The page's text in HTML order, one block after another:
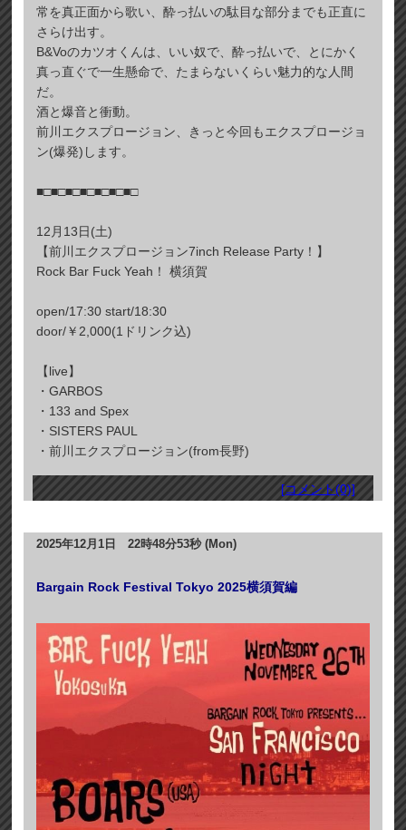
常を真正面から歌い、酔っ払いの駄目な部分までも正直に
さらけ出す。
B&Voのカツオくんは、いい奴で、酔っ払いで、とにかく
真っ直ぐで一生懸命で、たまらないくらい魅力的な人間
だ。
酒と爆音と衝動。
前川エクスプロージョン、きっと今回もエクスプロージョ
ン(爆発)します。
■□■□■□■□■□■□■□
12月13日(土)
【前川エクスプロージョン7inch Release Party！】
Rock Bar Fuck Yeah！ 横須賀
open/17:30 start/18:30
door/￥2,000(1ドリンク込)
【live】
・GARBOS
・133 and Spex
・SISTERS PAUL
・前川エクスプロージョン(from長野)
[コメント(0)]
2025年12月1日 22時48分53秒 (Mon)
Bargain Rock Festival Tokyo 2025横須賀編